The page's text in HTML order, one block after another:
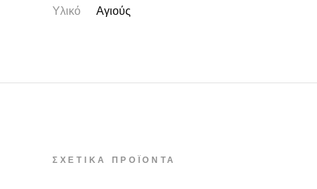
Υλικό
Αγιούς
ΣΧΕΤΙΚΆ ΠΡΟΪΌΝΤΑ